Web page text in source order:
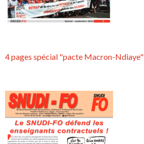
4 pages spécial "pacte Macron-Ndiaye"